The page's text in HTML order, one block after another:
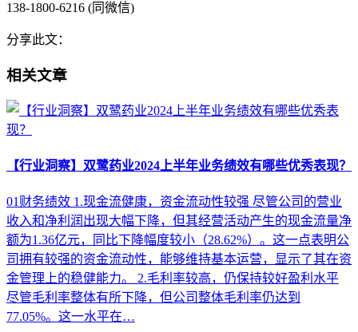
138-1800-6216 (同微信)
分享此文：
相关文章
【行业洞察】双鹭药业2024上半年业务绩效有哪些优秀表现？
01财务绩效 1.现金流健康，资金流动性较强 尽管公司的营业
收入和净利润出现大幅下降，但其经营活动产生的现金流量净
额为1.36亿元，同比下降幅度较小（28.62%）。这一点表明公
司拥有较强的资金流动性，能够维持基本运营，显示了其在资
金管理上的稳健能力。 2.毛利率较高，仍保持较好盈利水平
尽管毛利率整体有所下降，但公司整体毛利率仍达到
77.05%。这一水平在…